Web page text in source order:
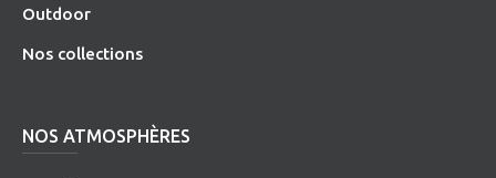
Outdoor
Nos collections
NOS ATMOSPHÈRES